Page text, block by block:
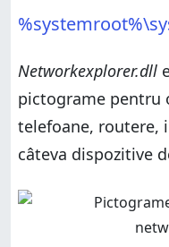
Networkexplorer.dll
pictograme pentru
telefoane, routere,
câteva dispozitive